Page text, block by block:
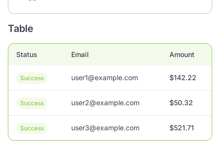
Table
Status Email Amount
Success user1@example.com $142.22
Success user2@example.com $50.32
Success user3@example.com $521.71